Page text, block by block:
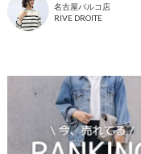
名古屋パルコ店
RIVE DROITE